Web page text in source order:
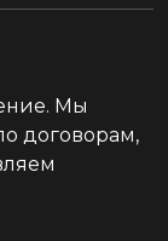
Мы
договорам,